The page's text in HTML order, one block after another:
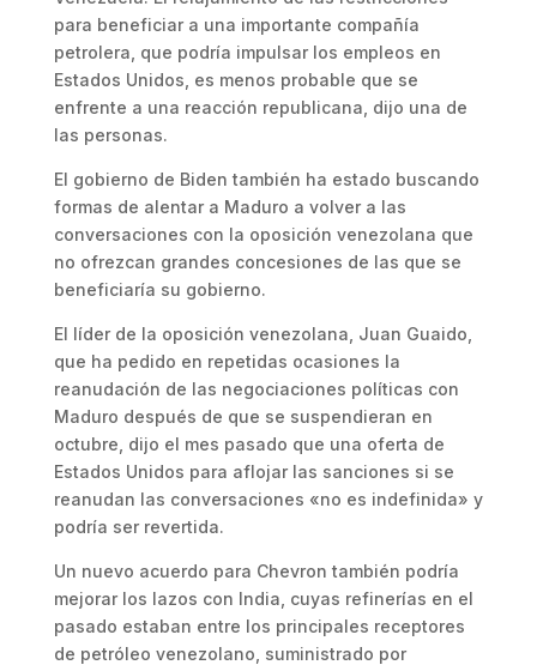
para beneficiar a una importante compañía
petrolera, que podría impulsar los empleos en
Estados Unidos, es menos probable que se
enfrente a una reacción republicana, dijo una de
las personas.
El gobierno de Biden también ha estado buscando
formas de alentar a Maduro a volver a las
conversaciones con la oposición venezolana que
no ofrezcan grandes concesiones de las que se
beneficiaría su gobierno.
El líder de la oposición venezolana, Juan Guaido,
que ha pedido en repetidas ocasiones la
reanudación de las negociaciones políticas con
Maduro después de que se suspendieran en
octubre, dijo el mes pasado que una oferta de
Estados Unidos para aflojar las sanciones si se
reanudan las conversaciones «no es indefinida» y
podría ser revertida.
Un nuevo acuerdo para Chevron también podría
mejorar los lazos con India, cuyas refinerías en el
pasado estaban entre los principales receptores
de petróleo venezolano, suministrado por